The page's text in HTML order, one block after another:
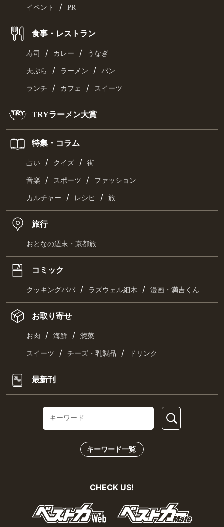
イベント / PR
食事・レストラン
寿司 / カレー / うなぎ
天ぷら / ラーメン / パン
ランチ / カフェ / スイーツ
TRYラーメン大賞
特集・コラム
占い / クイズ / 街
音楽 / スポーツ / ファッション
カルチャー / レシピ / 旅
旅行
おとなの週末・京都旅
コミック
クッキングパパ / ラズウェル細木 / 漫画・満吉くん
お取り寄せ
お肉 / 海鮮 / 惣菜
スイーツ / チーズ・乳製品 / ドリンク
最新刊
キーワード一覧
CHECK US!